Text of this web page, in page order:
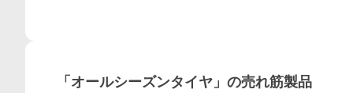
「 オールシーズンタイヤ 」の売れ筋製品